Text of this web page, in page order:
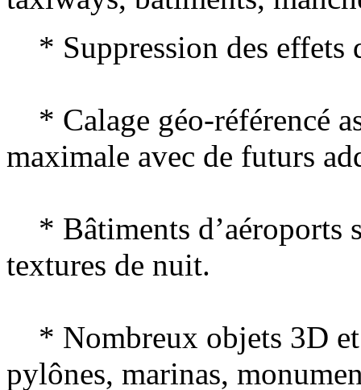
* Suppression des effets
* Calage géo-référencé
maximale avec de futurs
* Bâtiments d’aéroports
textures de nuit.
* Nombreux objets 3D et
pylônes, marinas,